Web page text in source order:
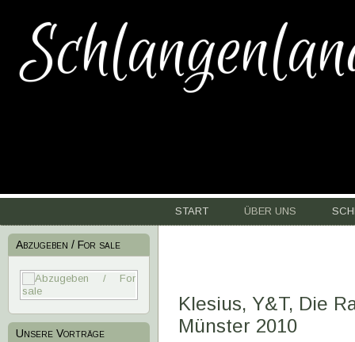
START ÜBER UNS
Abzugeben / For sale
Unsere Vorträge
Klesius, Y&T, Die
Münster 2010